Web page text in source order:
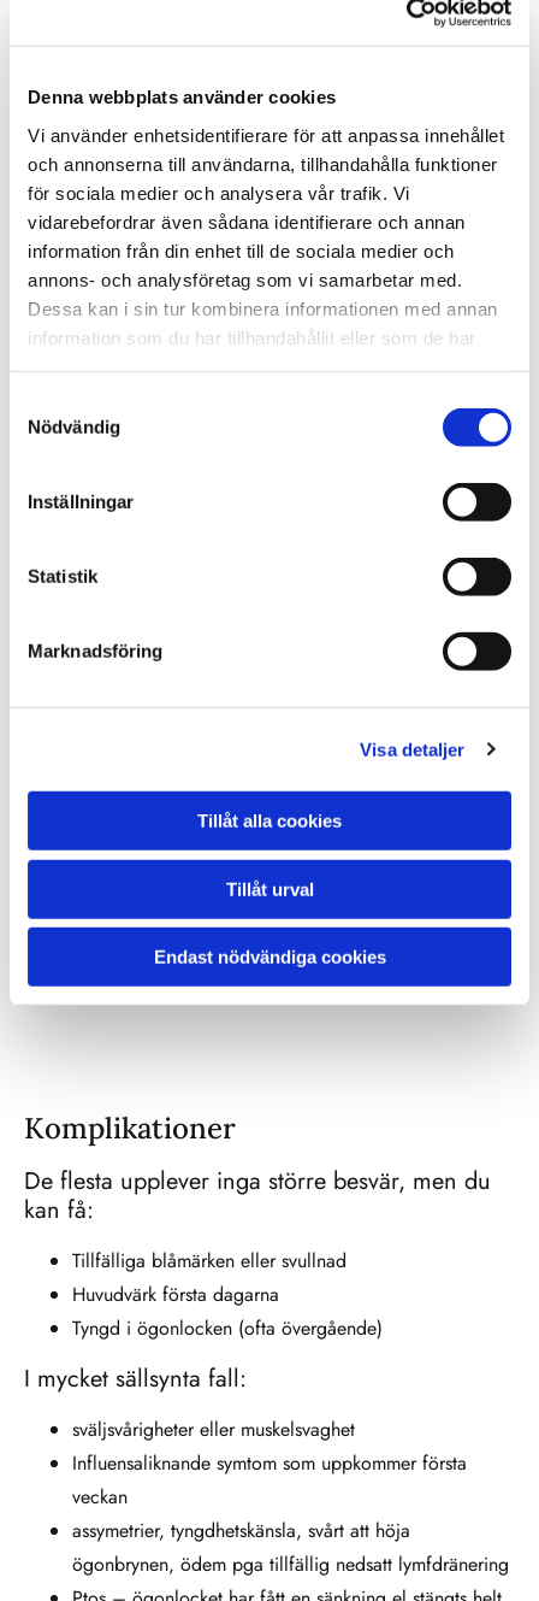
Denna webbplats använder cookies
Vi använder enhetsidentifierare för att anpassa innehållet
och annonserna till användarna, tillhandahålla funktioner
för sociala medier och analysera vår trafik. Vi
vidarebefordrar även sådana identifierare och annan
information från din enhet till de sociala medier och
annons- och analysföretag som vi samarbetar med.
Dessa kan i sin tur kombinera informationen med annan
information som du har tillhandahållit eller som de har
Nödvändig
Inställningar
Statistik
Marknadsföring
Visa detaljer
Tillåt alla cookies
Tillåt urval
Endast nödvändiga cookies
03
BEHANDLING
Området rengörs, markeras och injiceras. Själva
proceduren är snabb, med minimalt obehag.
04
Undvik träning, solarium, bastu, alkohol första 24
Kan bokas vid behov efter ca 2 veckor (ingår, men
INNAN BEHANDLING: UNDVIK BLODFÖRTUNNANDE
LÄKEMEDEL. KOM GÄRNA OSMINKAD.
Komplikationer
De flesta upplever inga större besvär, men du
kan få:
Tillfälliga blåmärken eller svullnad
Huvudvärk första dagarna
Tyngd i ögonlocken (ofta övergående)
I mycket sällsynta fall:
sväljsvårigheter eller muskelsvaghet
Influensaliknande symtom som uppkommer första
veckan
assymetrier, tyngdhetskänsla, svårt att höja
ögonbrynen, ödem pga tillfällig nedsatt lymfdränering